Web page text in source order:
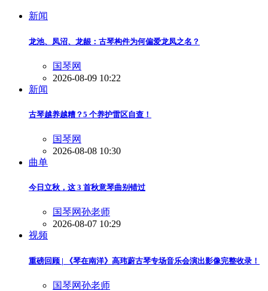
新闻
龙池、凤沼、龙龈：古琴构件为何偏爱龙凤之名？
国琴网
2026-08-09 10:22
新闻
古琴越养越糟？5 个养护雷区自查！
国琴网
2026-08-08 10:30
曲单
今日立秋，这 3 首秋意琴曲别错过
国琴网孙老师
2026-08-07 10:29
视频
重磅回顾 | 《琴在南洋》高玮蔚古琴专场音乐会演出影像完整收录！
国琴网孙老师